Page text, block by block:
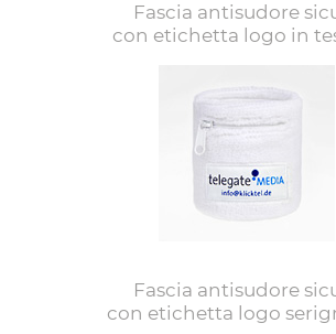
Fascia antisudore
con etichetta logo in
Fascia antisudore
con etichetta logo